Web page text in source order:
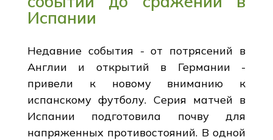
Испании
Недавние события - от потрясений в
Англии и открытий в Германии -
привели к новому вниманию к
испанскому футболу. Серия матчей в
Испании подготовила почву для
напряженных противостояний. В одной